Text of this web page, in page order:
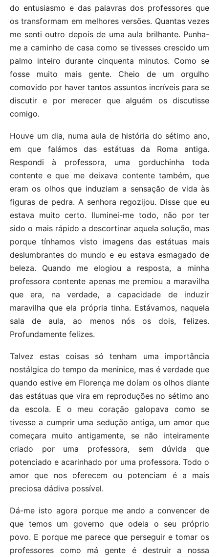
do entusiasmo e das palavras dos professores que
os transformam em melhores versões. Quantas vezes
me senti outro depois de uma aula brilhante. Punha-
me a caminho de casa como se tivesses crescido um
palmo inteiro durante cinquenta minutos. Como se
fosse muito mais gente. Cheio de um orgulho
comovido por haver tantos assuntos incríveis para se
discutir e por merecer que alguém os discutisse
comigo.
Houve um dia, numa aula de história do sétimo ano,
em que falámos das estátuas da Roma antiga.
Respondi à professora, uma gorduchinha toda
contente e que me deixava contente também, que
eram os olhos que induziam a sensação de vida às
figuras de pedra. A senhora regozijou. Disse que eu
estava muito certo. Iluminei-me todo, não por ter
sido o mais rápido a descortinar aquela solução, mas
porque tínhamos visto imagens das estátuas mais
deslumbrantes do mundo e eu estava esmagado de
beleza. Quando me elogiou a resposta, a minha
professora contente apenas me premiou a maravilha
que era, na verdade, a capacidade de induzir
maravilha que ela própria tinha. Estávamos, naquela
sala de aula, ao menos nós os dois, felizes.
Profundamente felizes.
Talvez estas coisas só tenham uma importância
nostálgica do tempo da meninice, mas é verdade que
quando estive em Florença me doíam os olhos diante
das estátuas que vira em reproduções no sétimo ano
da escola. E o meu coração galopava como se
tivesse a cumprir uma sedução antiga, um amor que
começara muito antigamente, se não inteiramente
criado por uma professora, sem dúvida que
potenciado e acarinhado por uma professora. Todo o
amor que nos oferecem ou potenciam é a mais
preciosa dádiva possível.
Dá-me isto agora porque me ando a convencer de
que temos um governo que odeia o seu próprio
povo. E porque me parece que perseguir e tomar os
professores como má gente é destruir a nossa